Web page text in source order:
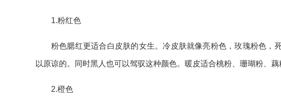
1.粉红色
粉色腮红更适合白皮肤的女生。冷皮肤就像亮粉色，玫瑰粉色，
以原谅的。同时黑人也可以驾驭这种颜色。暖皮适合桃粉、珊瑚粉、藕
2.橙色